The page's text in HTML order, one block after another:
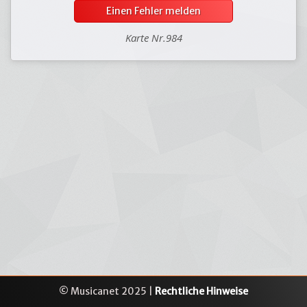
Einen Fehler melden
Karte Nr.984
© Musicanet 2025 | Rechtliche Hinweise